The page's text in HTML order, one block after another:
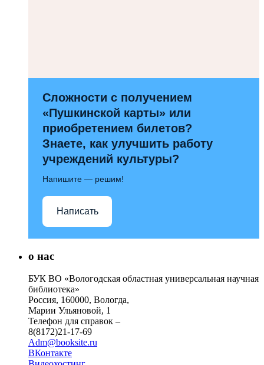
Сложности с получением
«Пушкинской карты» или
приобретением билетов?
Знаете, как улучшить работу
учреждений культуры?
Напишите — решим!
Написать
о нас
БУК ВО «Вологодская областная универсальная научная
библиотека»
Россия, 160000, Вологда,
Марии Ульяновой, 1
Телефон для справок –
8(8172)21-17-69
Adm@booksite.ru
ВКонтакте